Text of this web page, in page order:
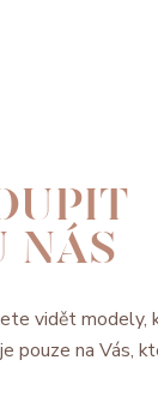
NÁS
vidět
pouze na Vás,